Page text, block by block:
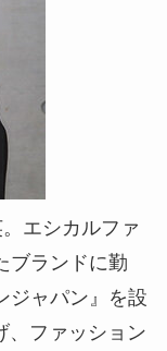
エシカルファ
ブランドに勤
ジャパン』を設
、ファッション